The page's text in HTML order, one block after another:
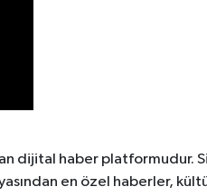
dijital haber platformudur.
en özel haberler,